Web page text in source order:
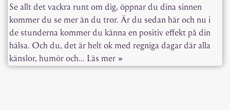
Se allt det vackra runt om dig, öppnar du dina sinnen
kommer du se mer än du tror. Är du sedan här och nu i
de stunderna kommer du känna en positiv effekt på din
hälsa. Och du, det är helt ok med regniga dagar där alla
känslor, humör och… Läs mer »